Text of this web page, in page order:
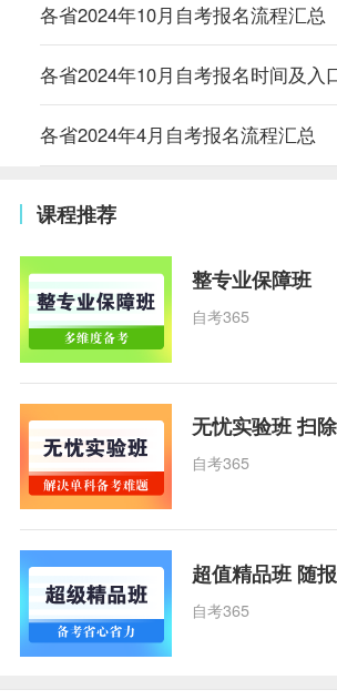
各省2024年10月自考报名流程汇总
各省2024年10月自考报名时间及入
各省2024年4月自考报名流程汇总
课程推荐
整专业保障班
自考365
无忧实验班 扫
自考365
超值精品班 随
自考365